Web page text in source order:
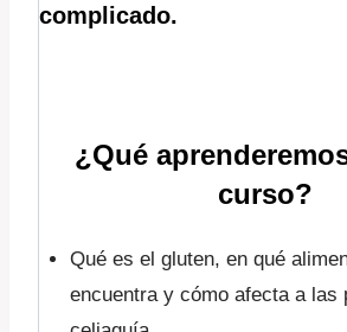
complicado.
¿Qué
curso?
Qué es el gluten, en qué
encuentra y cómo afecta a las